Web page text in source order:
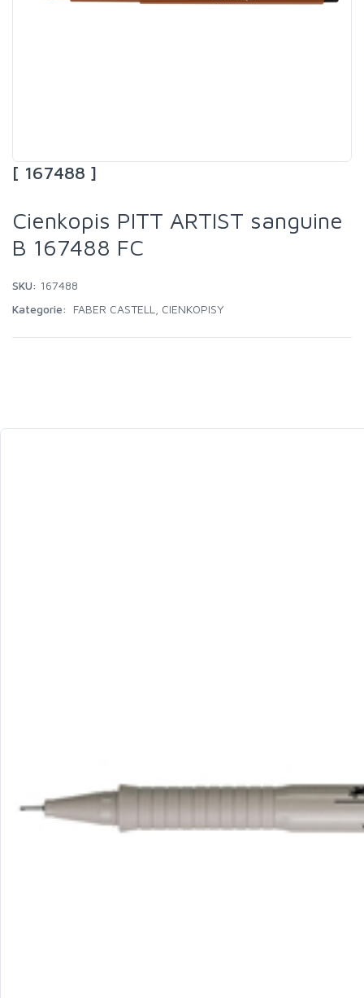
[ 167488 ]
Cienkopis PITT ARTIST sanguine
B 167488 FC
SKU: 167488
Kategorie:
FABER CASTELL CIENKOPISY